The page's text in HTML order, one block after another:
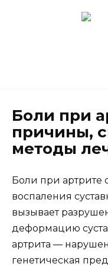
Боли при
причины,
методы
Боли при артрите
воспаления
вызывает
деформацию
артрита —
генетическая